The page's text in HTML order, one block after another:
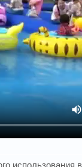
использования